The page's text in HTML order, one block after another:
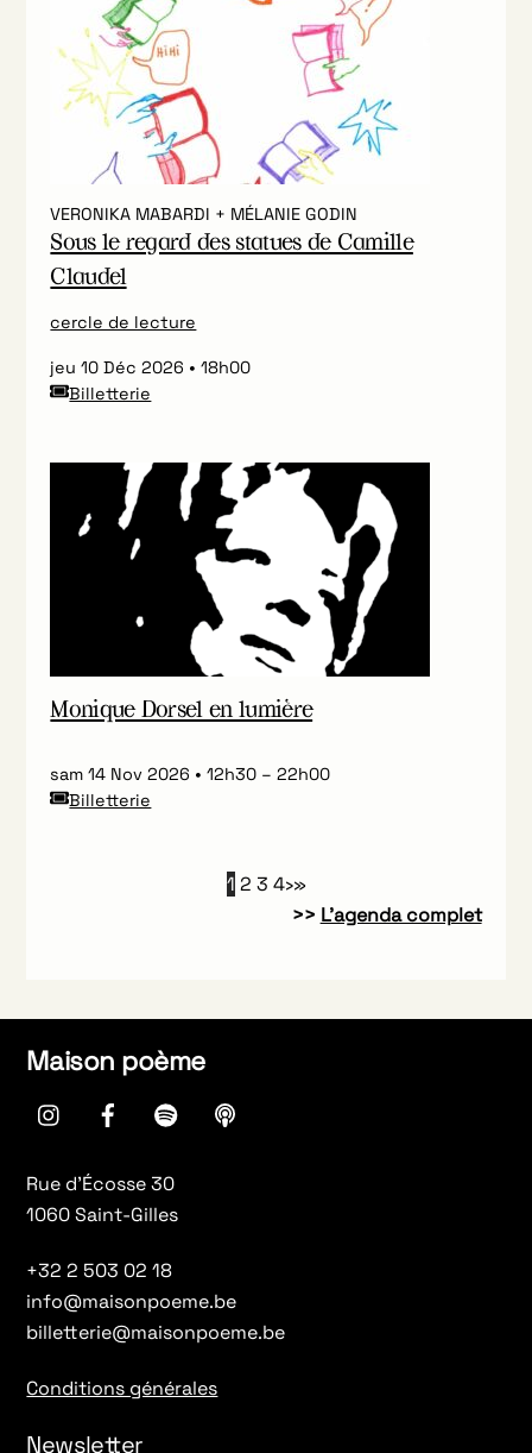
VERONIKA MABARDI + MÉLANIE GODIN
Sous le regard des statues de Camille
Claudel
cercle de lecture
jeu 10 Déc 2026
18h00
Billetterie
Monique Dorsel en lumière
sam 14 Nov 2026 12h30 –22h00
Billetterie
1 2 3 4›»
>> L’agenda complet
Maison poème
instagramFacebookspotify
Rue d’Écosse 30
1060 Saint-Gilles
+32 2 503 02 18
info@maisonpoeme.be
billetterie@maisonpoeme.be
Conditions générales
Newsletter